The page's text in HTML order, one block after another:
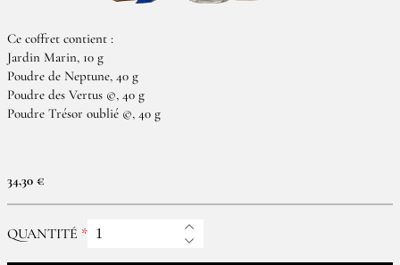
Ce coffret contient :
Jardin Marin, 10 g
Poudre de Neptune, 40 g
Poudre des Vertus ©, 40 g
Poudre Trésor oublié ©, 40 g
34,30 €
QUANTITÉ